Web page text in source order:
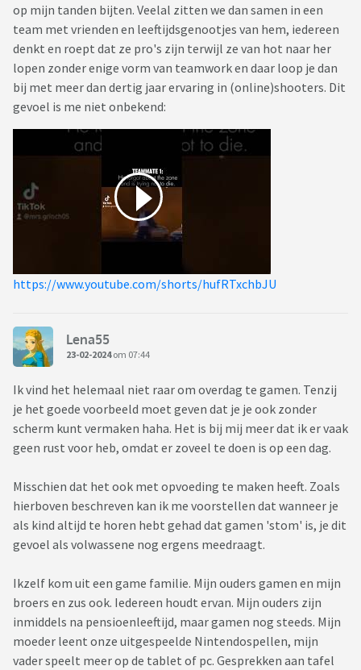
op mijn tanden bijten. Veelal zitten we dan samen in een
team met vrienden en leeftijdsgenootjes van hem, iedereen
denkt en roept dat ze pro's zijn terwijl ze van hot naar her
lopen zonder enige vorm van teamwork en daar loop je dan
bij met meer dan dertig jaar ervaring in (online)shooters. Dit
gevoel is me niet onbekend:
https://www.youtube.com/shorts/hufRTxchbJU
Lena55
23-02-2024om 07:44
Ik vind het helemaal niet raar om overdag te gamen. Tenzij
je het goede voorbeeld moet geven dat je je ook zonder
scherm kunt vermaken haha. Het is bij mij meer dat ik er vaak
geen rust voor heb, omdat er zoveel te doen is op een dag.
Misschien dat het ook met opvoeding te maken heeft. Zoals
hierboven beschreven kan ik me voorstellen dat wanneer je
als kind altijd te horen hebt gehad dat gamen 'stom' is, je dit
gevoel als volwassene nog ergens meedraagt.
Ikzelf kom uit een game familie. Mijn ouders gamen en mijn
broers en zus ook. Iedereen houdt ervan. Mijn ouders zijn
inmiddels na pensioenleeftijd, maar gamen nog steeds. Mijn
moeder leent onze uitgespeelde Nintendospellen, mijn
vader speelt meer op de tablet of pc. Gesprekken aan tafel